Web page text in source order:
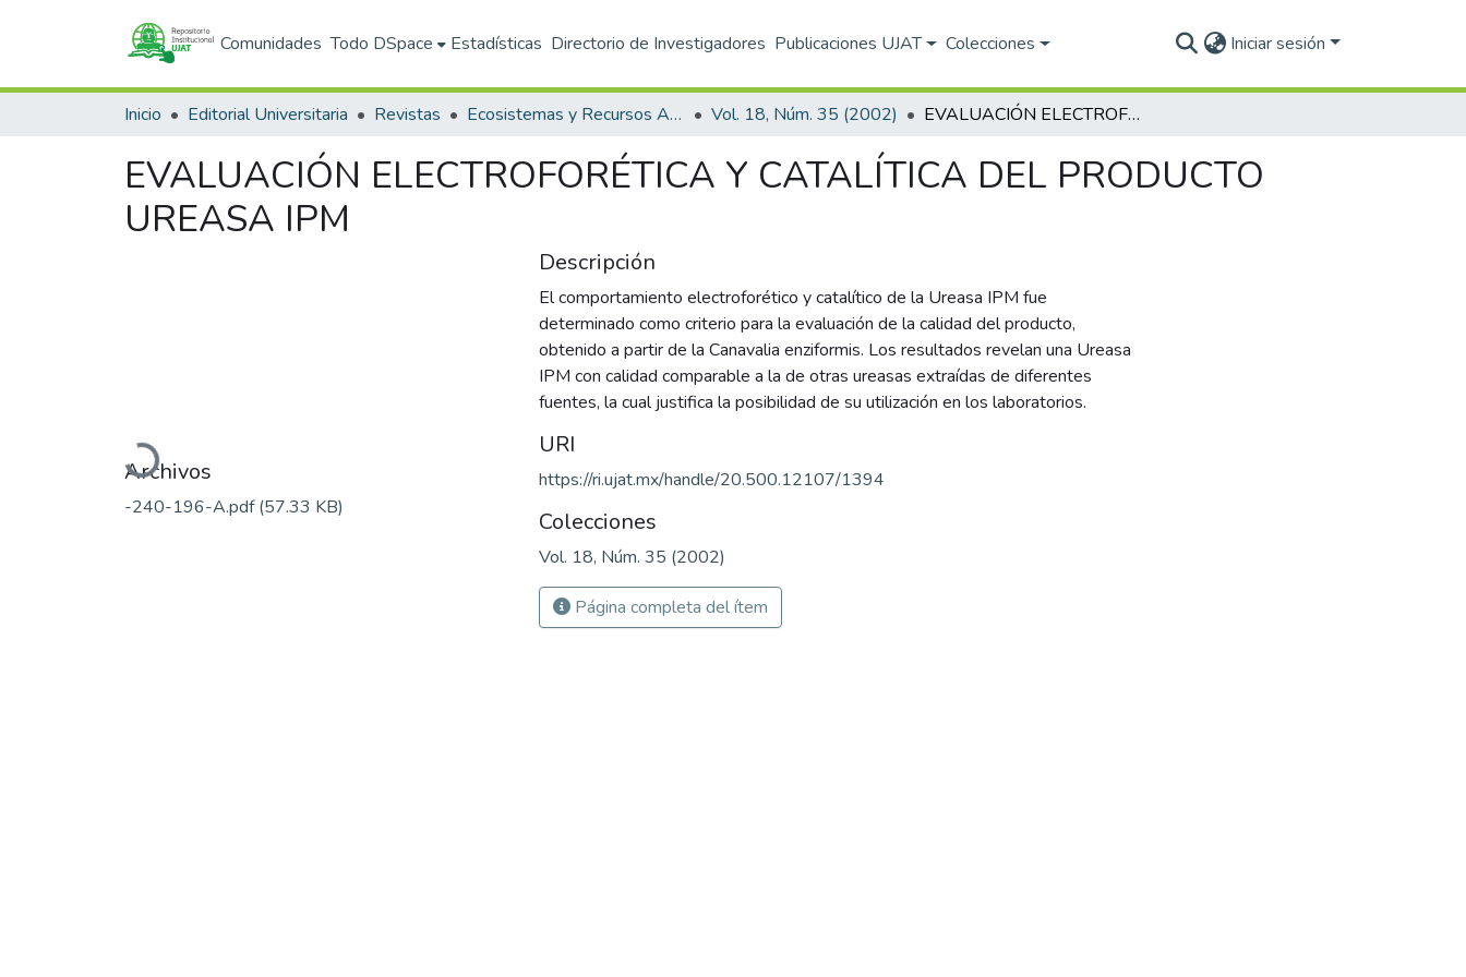
Comunidades Todo DSpace Estadísticas Directorio de Investigadores Publicaciones UJAT Colecciones Iniciar sesión
Inicio Editorial Universitaria Revistas Ecosistemas y Recursos Agropecuarios Vol. 18, Núm. 35 (2002) EVALUACIÓN ELECTROFORÉTICA Y CATALÍTICA DEL PRODUCTO UREASA IPM
EVALUACIÓN ELECTROFORÉTICA Y CATALÍTICA DEL PRODUCTO
UREASA IPM
Cargando...
Archivos
-240-196-A.pdf(57.33 KB)
Descripción
El comportamiento electroforético y catalítico de la Ureasa IPM fue
determinado como criterio para la evaluación de la calidad del producto,
obtenido a partir de la Canavalia enziformis. Los resultados revelan una Ureasa
IPM con calidad comparable a la de otras ureasas extraídas de diferentes
fuentes, la cual justifica la posibilidad de su utilización en los laboratorios.
URI
https://ri.ujat.mx/handle/20.500.12107/1394
Colecciones
Vol. 18, Núm. 35 (2002)
Página completa del ítem